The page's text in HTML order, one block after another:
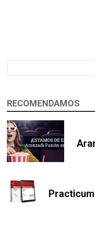
RECOMENDAMOS